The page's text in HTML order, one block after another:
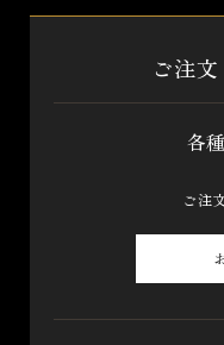
ご注文
各
ご注